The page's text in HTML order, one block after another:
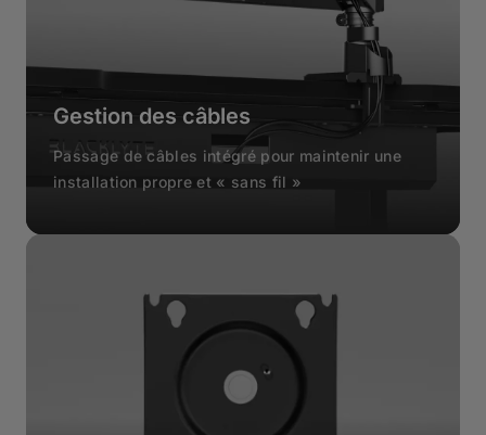
Gestion des câbles
Passage de câbles intégré pour maintenir une
installation propre et « sans fil »